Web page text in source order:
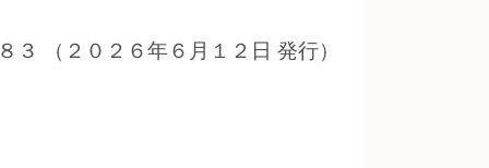
（２０２６年６月１２日 発行）